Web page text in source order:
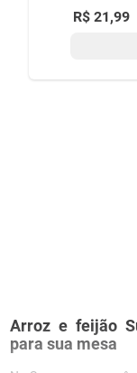
R$ 21,99
Arroz e feijão
para sua mesa